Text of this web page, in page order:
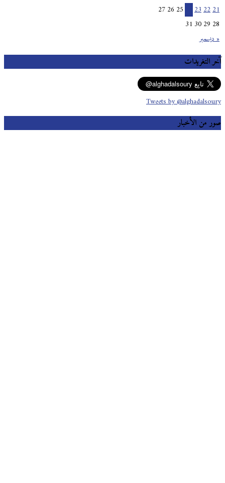
« ديسمبر
21
22
23
24
25
26
27
28
29
30
31
آخر التغريدات
Tweets by @alghadalsoury
صور من الأخبار